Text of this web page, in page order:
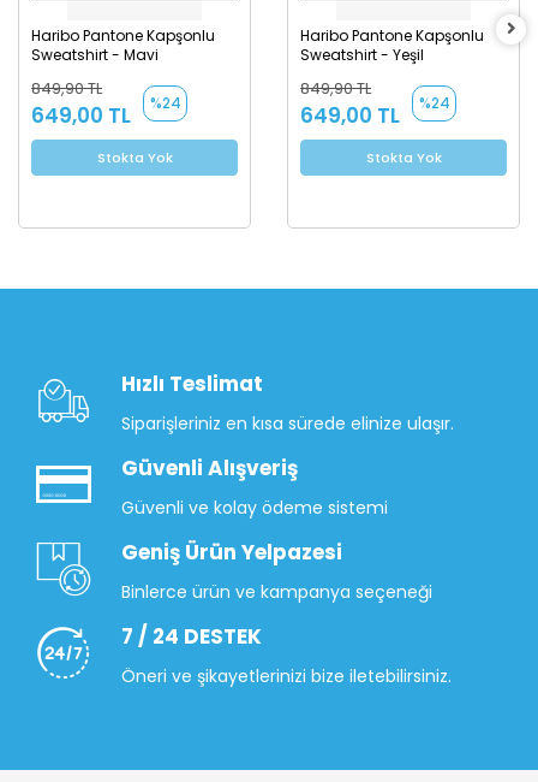
Haribo Pantone Kapşonlu
Sweatshirt - Mavi
849,90 TL
649,00 TL %24
Stokta Yok
Haribo Pantone Kapşonlu
Sweatshirt - Yeşil
849,90 TL
649,00 TL %24
Stokta Yok
Hızlı Teslimat
Siparişleriniz en kısa sürede elinize ulaşır.
Güvenli Alışveriş
Güvenli ve kolay ödeme sistemi
Geniş Ürün Yelpazesi
Binlerce ürün ve kampanya seçeneği
7 / 24 DESTEK
Öneri ve şikayetlerinizi bize iletebilirsiniz.